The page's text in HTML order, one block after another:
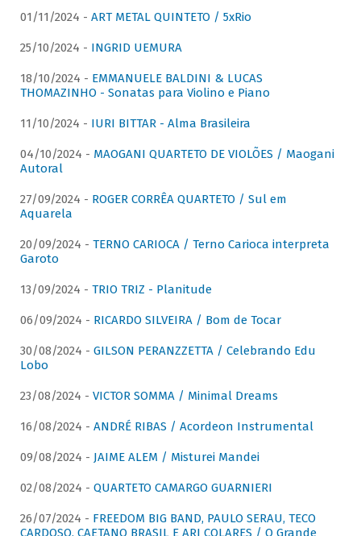
01/11/2024 - ART METAL QUINTETO / 5xRio
25/10/2024 - INGRID UEMURA
18/10/2024 - EMMANUELE BALDINI & LUCAS
THOMAZINHO - Sonatas para Violino e Piano
11/10/2024 - IURI BITTAR - Alma Brasileira
04/10/2024 - MAOGANI QUARTETO DE VIOLÕES / Maogani
Autoral
27/09/2024 - ROGER CORRÊA QUARTETO / Sul em
Aquarela
20/09/2024 - TERNO CARIOCA / Terno Carioca interpreta
Garoto
13/09/2024 - TRIO TRIZ - Planitude
06/09/2024 - RICARDO SILVEIRA / Bom de Tocar
30/08/2024 - GILSON PERANZZETTA / Celebrando Edu
Lobo
23/08/2024 - VICTOR SOMMA / Minimal Dreams
16/08/2024 - ANDRÉ RIBAS / Acordeon Instrumental
09/08/2024 - JAIME ALEM / Misturei Mandei
02/08/2024 - QUARTETO CAMARGO GUARNIERI
26/07/2024 - FREEDOM BIG BAND, PAULO SERAU, TECO